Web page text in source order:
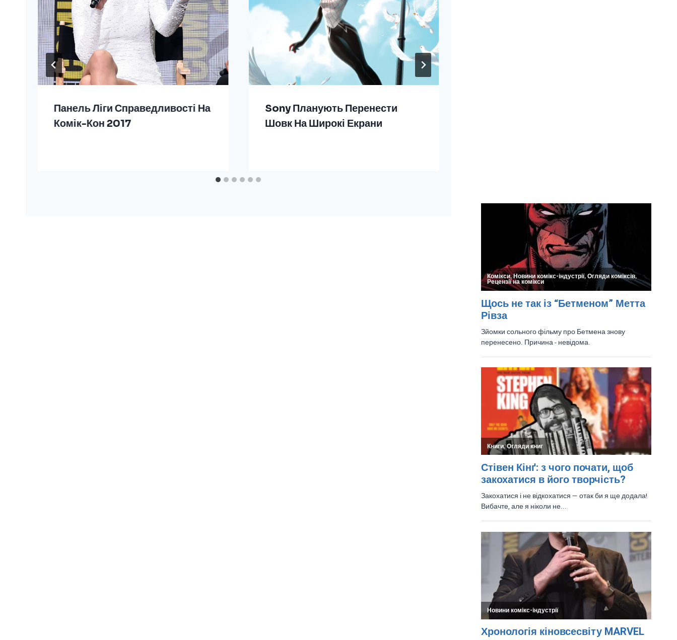
Панель Ліги Справедливості На
Комік-Кон 2017
Sony Планують Перенести
Шовк На Широкі Екрани